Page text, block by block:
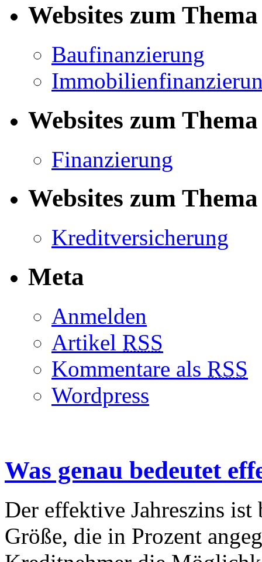
Websites zum
Baufinanzierung
Websites zum
Finanzierung
Websites zum
Kreditversicherung
Meta
Anmelden
Artikel RSS
Kommentare als RSS
Wordpress
Was genau bedeutet
Der effektive Jahreszins
Größe, die in Prozent